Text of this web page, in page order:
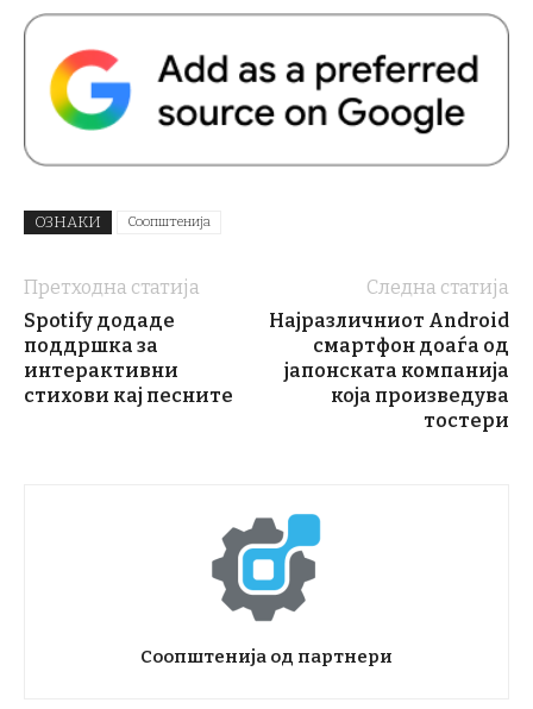
ОЗНАКИ Соопштенија
Претходна статија
Spotify додаде
поддршка за
интерактивни
стихови кај песните
Следна статија
Најразличниот Android
смартфон доаѓа од
јапонската компанија
која произведува
тостери
Соопштенија од партнери